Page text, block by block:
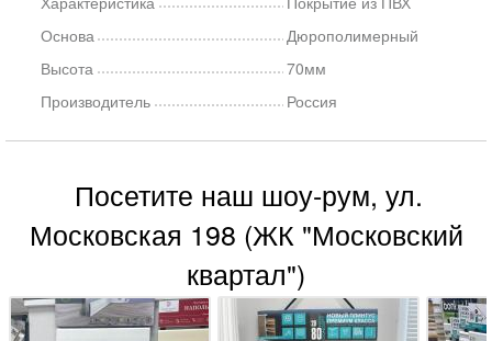
Основа
Дюрополимерный
Высота
70мм
Производитель
Россия
Посетите наш шоу-рум, ул.
Московская 198 (ЖК "Московский
квартал")